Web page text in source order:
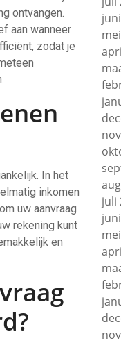
ontvangen.
aan wanneer
zodat je
In het
inkomen
uw aanvraag
rekening kunt
en
juli